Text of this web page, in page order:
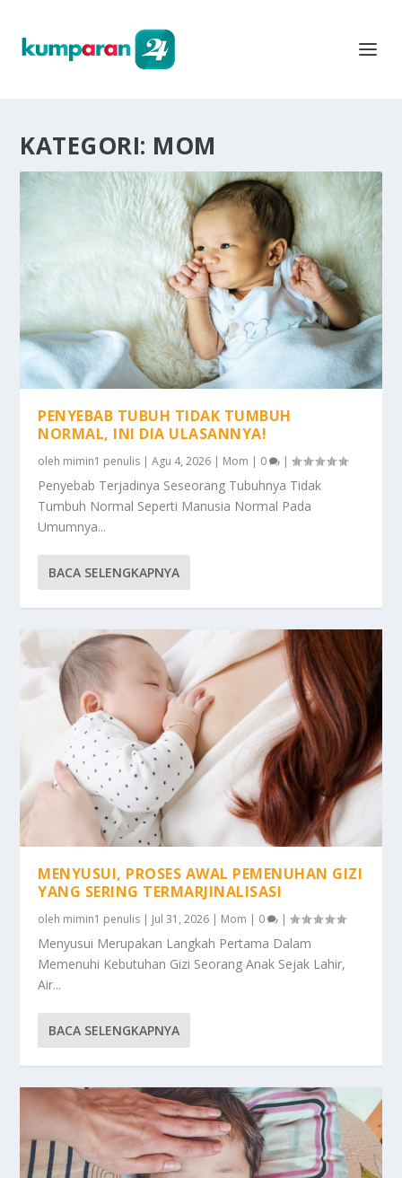
KATEGORI: MOM
PENYEBAB TUBUH TIDAK TUMBUH
NORMAL, INI DIA ULASANNYA!
oleh mimin1 penulis |Agu 4, 2026 | Mom | 0 |
Penyebab Terjadinya Seseorang Tubuhnya Tidak
Tumbuh Normal Seperti Manusia Normal Pada
Umumnya...
BACA SELENGKAPNYA
MENYUSUI, PROSES AWAL PEMENUHAN GIZI
YANG SERING TERMARJINALISASI
oleh mimin1 penulis | Jul 31, 2026 | Mom | 0 |
Menyusui Merupakan Langkah Pertama Dalam
Memenuhi Kebutuhan Gizi Seorang Anak Sejak Lahir,
Air...
BACA SELENGKAPNYA